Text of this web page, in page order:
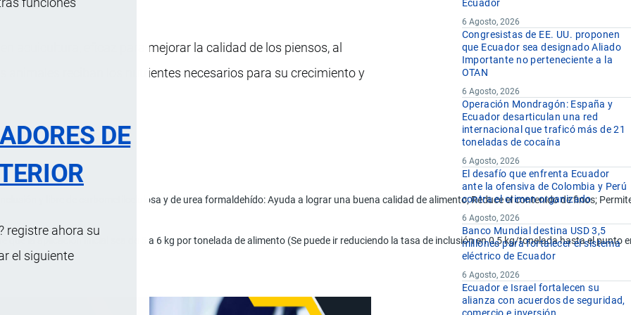
DE
registre ahora su
el siguiente
acuicultura, eficaz para mejorar la calidad de los piensos, al
animales reciban los nutrientes necesarios para su crecimiento y
y libre de carbometilcelulosa y de urea formaldehído: Ayuda a lograr una buena calidad de alimento; Reduce el contenido de finos;
que la aplicación inicial sea de 5 a 6 kg por tonelada de alimento (Se puede ir reduciendo la tasa de inclusión en 0,5 kg/tonelada hasta el
Ecuador
6 Agosto, 2026
Congresistas de EE. UU. proponen
que Ecuador sea designado Aliado
Importante no perteneciente a la
OTAN
6 Agosto, 2026
Operación Mondragón: España y
Ecuador desarticulan una red
internacional que traficó más de 21
toneladas de cocaína
6 Agosto, 2026
El desafío que enfrenta Ecuador
ante la ofensiva de Colombia y Perú
contra el crimen organizado
6 Agosto, 2026
Banco Mundial destina USD 3,5
millones para fortalecer el sistema
eléctrico de Ecuador
6 Agosto, 2026
Ecuador e Israel fortalecen su
alianza con acuerdos de seguridad,